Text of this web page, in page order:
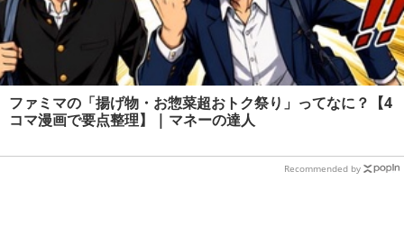
ファミマの「揚げ物・お惣菜超おトク祭り」ってなに？【4
コマ漫画で要点整理】 | マネーの達人
Recommended by